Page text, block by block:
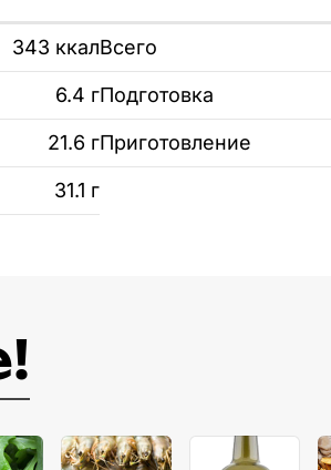
343 ккал
6.4 г
21.6 г
31.1 г
Всего
Подготовка
Приготовление